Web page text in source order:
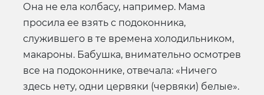
Она не ела колбасу, например. Мама
просила ее взять с подоконника,
служившего в те времена холодильником,
макароны. Бабушка, внимательно осмотрев
все на подоконнике, отвечала: «Ничего
здесь нету, одни цервяки (червяки) белые».